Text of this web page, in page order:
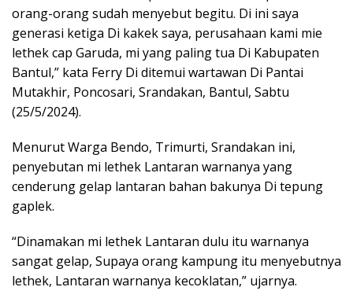
orang-orang sudah menyebut begitu. Di ini saya
generasi ketiga Di kakek saya, perusahaan kami mie
lethek cap Garuda, mi yang paling tua Di Kabupaten
Bantul,” kata Ferry Di ditemui wartawan Di Pantai
Mutakhir, Poncosari, Srandakan, Bantul, Sabtu
(25/5/2024).
Menurut Warga Bendo, Trimurti, Srandakan ini,
penyebutan mi lethek Lantaran warnanya yang
cenderung gelap lantaran bahan bakunya Di tepung
gaplek.
“Dinamakan mi lethek Lantaran dulu itu warnanya
sangat gelap, Supaya orang kampung itu menyebutnya
lethek, Lantaran warnanya kecoklatan,” ujarnya.